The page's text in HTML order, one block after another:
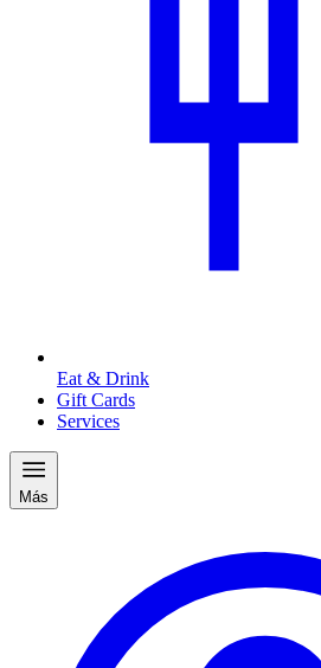
Eat & Drink
Gift Cards
Services
Más